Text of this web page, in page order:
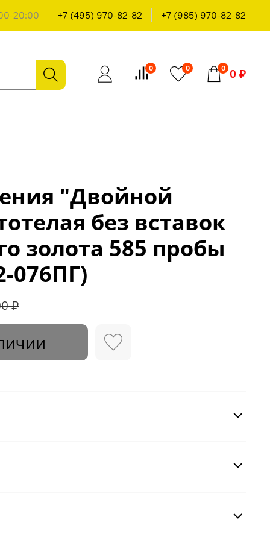
20:00 +7 (495) 970-82-82 +7 (985) 970-82-82
0 0 0 0 ₽
"Двойной
без вставок
золота 585 пробы
076ПГ)
₽